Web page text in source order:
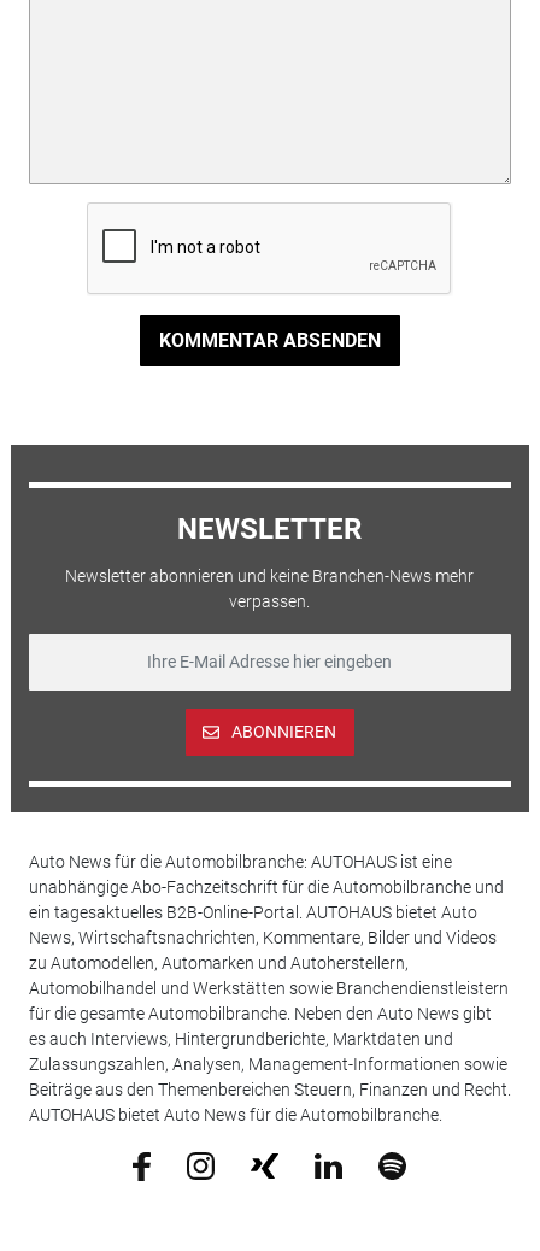
KOMMENTAR ABSENDEN
NEWSLETTER
Newsletter abonnieren und keine Branchen-News mehr
verpassen.
ABONNIEREN
Auto News für die Automobilbranche: AUTOHAUS ist eine
unabhängige Abo-Fachzeitschrift für die Automobilbranche und
ein tagesaktuelles B2B-Online-Portal. AUTOHAUS bietet Auto
News, Wirtschaftsnachrichten, Kommentare, Bilder und Videos
zu Automodellen, Automarken und Autoherstellern,
Automobilhandel und Werkstätten sowie Branchendienstleistern
für die gesamte Automobilbranche. Neben den Auto News gibt
es auch Interviews, Hintergrundberichte, Marktdaten und
Zulassungszahlen, Analysen, Management-Informationen sowie
Beiträge aus den Themenbereichen Steuern, Finanzen und Recht.
AUTOHAUS bietet Auto News für die Automobilbranche.